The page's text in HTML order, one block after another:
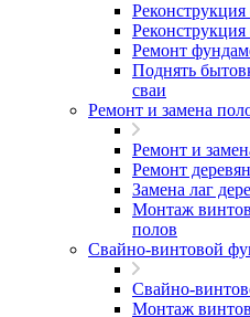
Ремонт
Поднять
сваи
Ремонт и замена
Ремонт и
Ремонт
Замена лаг
Монтаж
полов
Свайно-винтовой
Свайно-
Монтаж